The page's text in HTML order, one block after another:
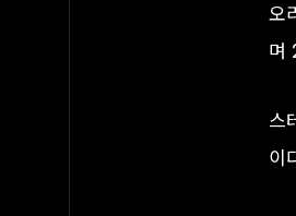
오
며
스
이